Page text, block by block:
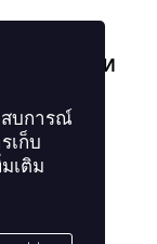
บการณ์
เก็บ
เติม